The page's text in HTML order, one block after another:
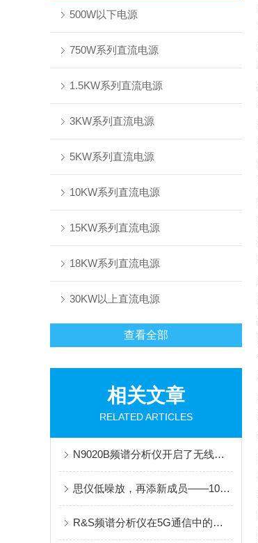
500W以下电源
750W系列直流电源
1.5KW系列直流电源
3KW系列直流电源
5KW系列直流电源
10KW系列直流电源
15KW系列直流电源
18KW系列直流电源
30KW以上直流电源
查看全部
相关文章
RELATED ARTICLES
N9020B频谱分析仪开启了无线通信领域的全新视角
思仪低噪放，再添新成员——100kHz～67GHz超宽带低噪声放大器发布
R&S频谱分析仪在5G通信中的应用前景